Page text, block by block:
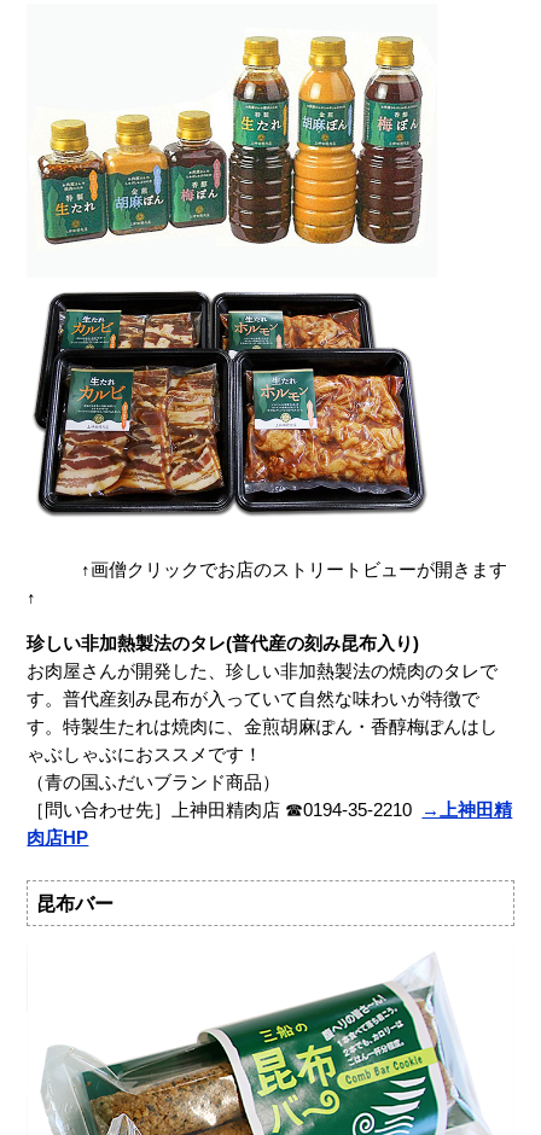
↑画僧クリックでお店のストリートビューが開きます
↑
珍しい非加熱製法のタレ(普代産の刻み昆布入り)
お肉屋さんが開発した、珍しい非加熱製法の焼肉のタレで
す。普代産刻み昆布が入っていて自然な味わいが特徴で
す。特製生たれは焼肉に、金煎胡麻ぽん・香醇梅ぽんはし
ゃぶしゃぶにおススメです！
（青の国ふだいブランド商品）
［問い合わせ先］上神田精肉店 ☎0194-35-2210
→上神田精
肉店HP
昆布バー